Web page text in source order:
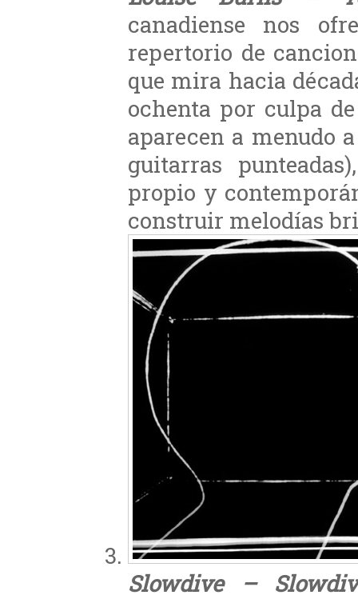
canadiense nos
repertorio de
que mira hacia
ochenta por culpa
aparecen a menudo
guitarras
propio y
construir melodías
Slowdive –